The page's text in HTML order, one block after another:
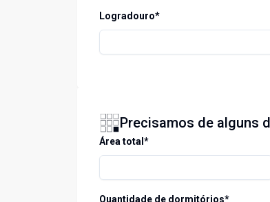
Logradouro*
Precisamos de alguns
Área total*
Quantidade de dormitórios*